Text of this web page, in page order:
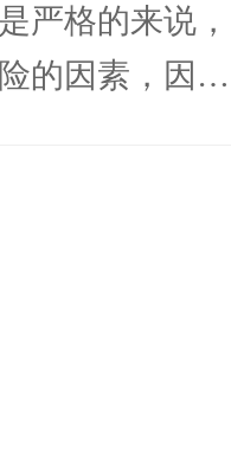
严格的来说，
的因素，因此